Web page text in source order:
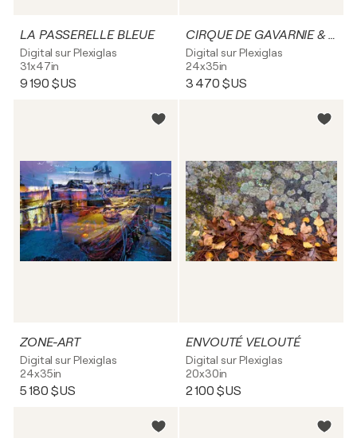
LA PASSERELLE BLEUE
Digital sur Plexiglas
31x47in
9 190 $US
CIRQUE DE GAVARNIE & CASCADES
Digital sur Plexiglas
24x35in
3 470 $US
ZONE-ART
Digital sur Plexiglas
24x35in
5 180 $US
ENVOUTÉ VELOUTÉ
Digital sur Plexiglas
20x30in
2 100 $US